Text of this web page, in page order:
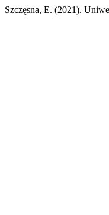
Szczęsna, E. (2021).